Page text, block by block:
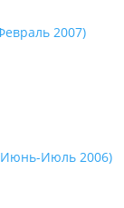
2007)
Июль 2006)